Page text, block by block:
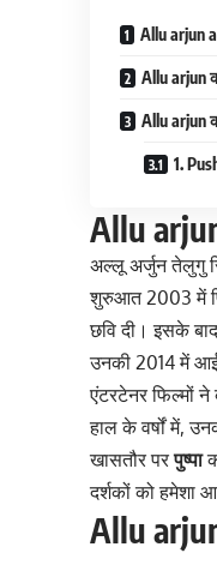
Allu arjun
Allu arjun
Allu arjun
1.
Allu
अल्लू अर्जुन तेलुगु
शुरुआत 2003 में
छवि दी। इसके
उनकी 2014 में आई
एंटरटेनर फिल्मों ने
हाल के वर्षों में,
खासतौर परपुष्पा
दर्शकों को हमेशा
Allu